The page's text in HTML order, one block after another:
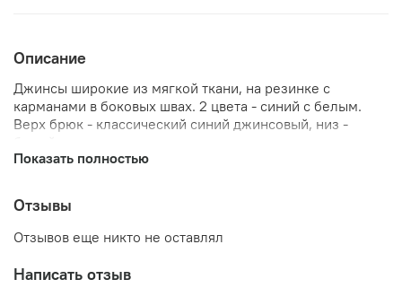
Описание
Джинсы широкие из мягкой ткани, на резинке с
карманами в боковых швах. 2 цвета - синий с белым.
Верх брюк - классический синий джинсовый, низ -
зависят от количества.
Показать полностью
Отзывы
Отзывов еще никто не оставлял
Написать отзыв